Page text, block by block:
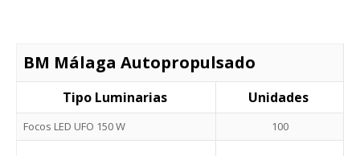
BM Málaga Autopropulsado
Tipo Luminarias Unidades
Focos LED UFO 150 W 100